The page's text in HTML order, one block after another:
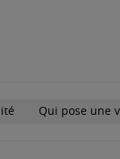
Qui pose une